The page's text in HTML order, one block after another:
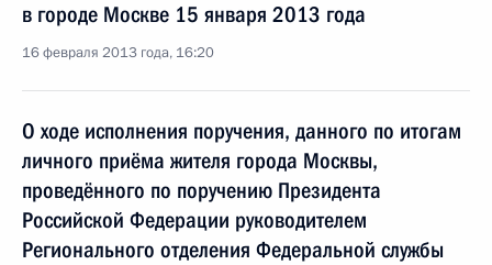
в городе Москве 15 января 2013 года
16 февраля 2013 года, 16:20
О ходе исполнения поручения, данного по итогам
личного приёма жителя города Москвы,
проведённого по поручению Президента
Российской Федерации руководителем
Регионального отделения Федеральной службы